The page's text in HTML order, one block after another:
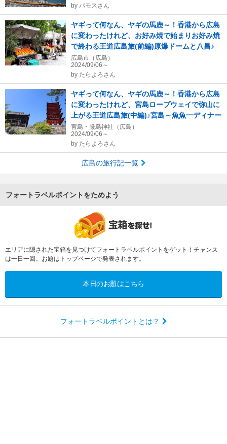
by バモスさん
ヤギって何なん、ヤギの馬鹿～！香港から広島
に変わったけれど、お好み焼で始まりお好み焼
で終わる王道広島旅(前編)原爆ドームと八昌♪
広島市（広島）
2024/09/06～
by たらよろさん
ヤギって何なん、ヤギの馬鹿～！香港から広島
に変わったけれど、宮島ロープウェイで弥山に
上がる王道広島旅(中編)♪宮島～魚魚一ディナー
宮島・厳島神社（広島）
2024/09/06～
by たらよろさん
広島の旅行記一覧
フォートラベルポイントをためよう
エリアに隠された宝箱を見つけてフォートラベルポイントをゲット！チャンス
は一日一回。お題はトップページで発表されます。
本日のお題はこちら
フォートラベルポイントとは？